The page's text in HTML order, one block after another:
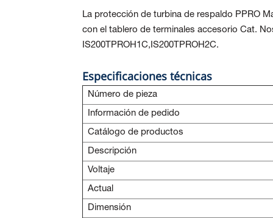
La protección de turbina de respaldo PPRO
con el tablero de terminales accesorio Cat.
IS200TPROH1C,IS200TPROH2C.
Especificaciones técnicas
Número de pieza
Información de pedido
Catálogo de productos
Descripción
Voltaje
Actual
Dimensión